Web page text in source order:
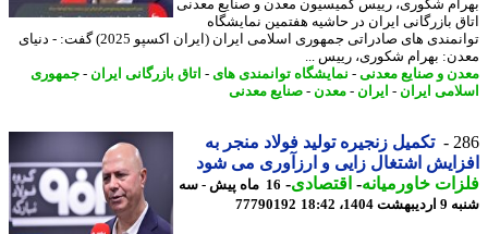
شکوری، رییس کمیسیون معدن و صنایع معدنی
بازرگانی ایران در حاشیه هفتمین نمایشگاه
توانمندی های صادراتی جمهوری اسلامی ایران (ایران اکسپو 2025) گفت: - دنیای
بهرام شکوری، رییس ...
و صنایع معدنی-نمایشگاه توانمندی های -اتاق بازرگانی ایران -
جمهوری
ایران - ایران - معدن-صنایع معدنی
تکمیل زنجیره تولید فولاد منجر به
اشتغال زایی و ارزآوری می شود
خاورمیانه-اقتصادی-
16 ماه پیش - سه
18:42
77790192